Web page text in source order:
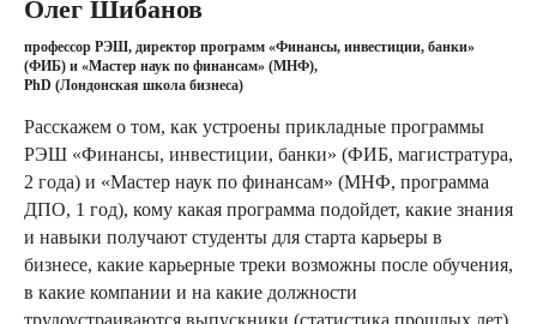
Олег Шибанов
профессор РЭШ, директор программ «Финансы, инвестиции, банки»
(ФИБ) и «Мастер наук по финансам» (МНФ),
PhD (Лондонская школа бизнеса)
Расскажем о том, как устроены прикладные программы
РЭШ «Финансы, инвестиции, банки» (ФИБ, магистратура,
2 года) и «Мастер наук по финансам» (МНФ, программа
ДПО, 1 год), кому какая программа подойдет, какие знания
и навыки получают студенты для старта карьеры в
бизнесе, какие карьерные треки возможны после обучения,
в какие компании и на какие должности
трудоустраиваются выпускники (статистика прошлых лет)